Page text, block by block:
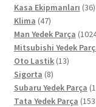
Kasa Ekipmanları 3636
Klima 4747
ürün
Man Yedek Parça
Mitsubishi Yedek
Oto Lastik 1313
Sigorta 88
ürün
Subaru Yedek Parça
Tata Yedek Parça